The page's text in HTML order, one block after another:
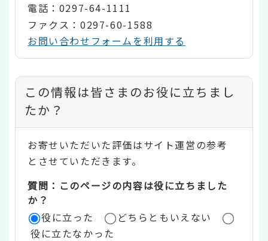
電話：0297-64-1111
ファクス：0297-60-1588
お問い合わせフォームを利用する
コ
ン
テ
ン
ツ
評
価
この情報は皆さまのお役に立ちまし
たか？
お寄せいただいた評価はサイト運営の参考
とさせていただきます。
質問：このページの内容は役に立ちました
か？
役に立った
どちらともいえない
役に立たなかった